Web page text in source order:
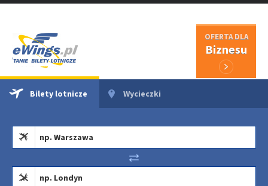
OFERTA DLA
Biznesu
Bilety lotnicze Wycieczki